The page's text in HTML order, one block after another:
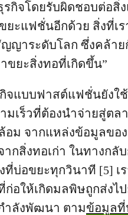
กิจโดยรับผิดชอบต่อสิ่
ะแฟชั่นอีกด้วย สิ่งที่เร
ญญาระดับโลก ซึ่งคล้า
ขยะสิ่งทอที่เกิดขึ้น”
จแบบฟาสต์แฟชั่นยังใ
มเร็วที่ต้องนำจ่ายสู่ตล
อม จากแหล่งข้อมูลขอ
ากสิ่งทอเก่า ในทางก
ที่บ่อขยะทุกวินาที [5] เ
อให้เกิดมลพิษถูกส่งไ
ำลังพัฒนา ตามข้อมูลที่